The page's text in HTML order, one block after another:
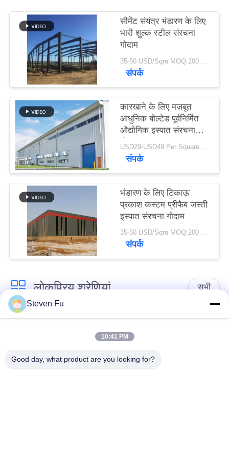
समाधान
BLOG
साइटमैप
PRIVACY
POLICY
सीमेंट संयंत्र भंडारण के लिए
भारी शुल्क स्टील संरचना
गोदाम
35-50 USD/Sqm MOQ:200 वर्गमीटर
संपर्क
कारखाने के लिए मज़बूत
आधुनिक बोल्टेड पूर्वनिर्मित
औद्योगिक इस्पात संरचना
गोदाम
USD29-USD49 Per Square Meter MOQ:200 वर्ग मीटर
संपर्क
भंडारण के लिए टिकाऊ
प्रकाश कस्टम प्रीफैब जस्ती
इस्पात संरचना गोदाम
35-50 USD/Sqm MOQ:200 वर्ग मीटर
संपर्क
लोकप्रिय श्रेणियां सभी
इस्पात संरचना गोदाम इस्पात संरचना कार्यशाला
Steven Fu
10:41 PM
Good day, what product are you looking for?